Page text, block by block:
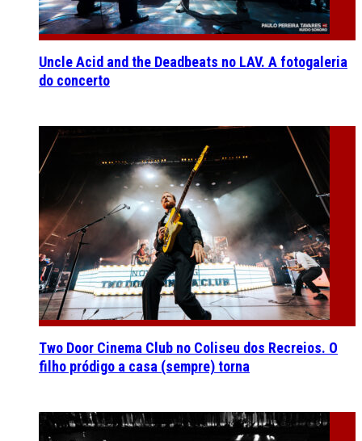
Uncle Acid and the Deadbeats no LAV. A fotogaleria
do concerto
Two Door Cinema Club no Coliseu dos Recreios. O
filho pródigo a casa (sempre) torna